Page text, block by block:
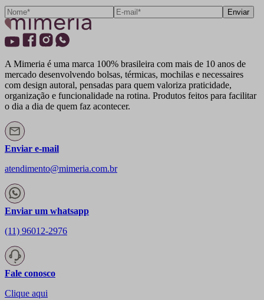
Enviar
A Mimeria é uma marca 100% brasileira com mais de 10 anos de
mercado desenvolvendo bolsas, térmicas, mochilas e necessaires
com design autoral, pensadas para quem valoriza praticidade,
organização e funcionalidade na rotina. Produtos feitos para facilitar
o dia a dia de quem faz acontecer.
Enviar e-mail
atendimento@mimeria.com.br
Enviar um whatsapp
(11) 96012-2976
Fale conosco
Clique aqui